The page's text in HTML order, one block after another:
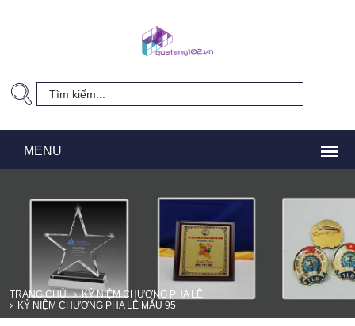
TRANG CHỦ
KỶ NIỆM CHƯƠNG PHA LÊ
KỶ NIỆM CHƯƠNG PHA LÊ MẪU 95